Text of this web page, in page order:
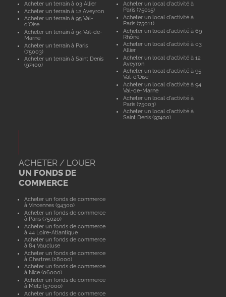
Acheter un terrain à 03 Allier
Acheter un terrain à 12 Aveyron
Acheter un terrain à 95 Val-
d'Oise
Acheter un terrain à 94 Val-de-
Marne
Acheter un terrain à Paris
(75003)
Acheter un terrain à Saint Denis
(97400)
Acheter un local d'activité à
Paris (75015)
Acheter un local d'activité à
Paris (75011)
Acheter un local d'activité à 69
Rhône
Acheter un local d'activité à 03
Allier
Acheter un local d'activité à 12
Aveyron
Acheter un local d'activité à 95
Val-d'Oise
Acheter un local d'activité à 94
Val-de-Marne
Acheter un local d'activité à
Paris (75003)
Acheter un local d'activité à
Saint Denis (97400)
ACHETER / LOUER
UN FONDS DE
COMMERCE
Acheter un fonds de commerce
à Vincennes (94300)
Acheter un fonds de commerce
à Paris (75020)
Acheter un fonds de commerce
à 44 Loire-Atlantique
Acheter un fonds de commerce
à 84 Vaucluse
Acheter un fonds de commerce
à Chartres (28000)
Acheter un fonds de commerce
à Nice (06000)
Acheter un fonds de commerce
à Metz (57000)
Acheter un fonds de commerce